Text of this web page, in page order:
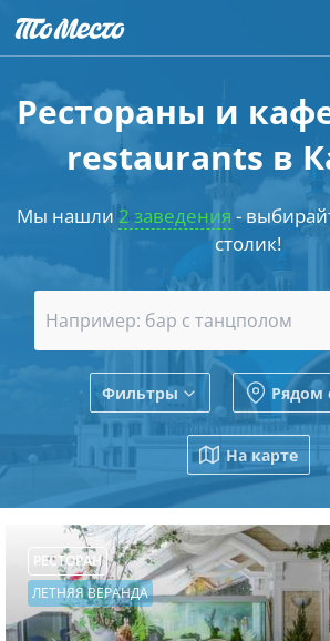
Рестораны и
restaurants в
Мы нашли 2 заведения-
столик!
Фильтры Рядом
На карте
РЕСТОРАН
ЛЕТНЯЯ ВЕРАНДА